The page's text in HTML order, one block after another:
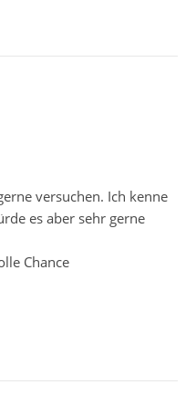
versuchen. Ich kenne
es aber sehr gerne
Chance